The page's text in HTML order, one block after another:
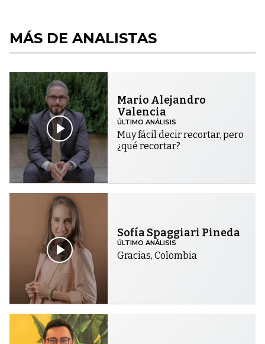
MÁS DE ANALISTAS
Mario Alejandro
Valencia
ÚLTIMO ANÁLISIS
Muy fácil decir recortar, pero
¿qué recortar?
Sofía Spaggiari Pineda
ÚLTIMO ANÁLISIS
Gracias, Colombia